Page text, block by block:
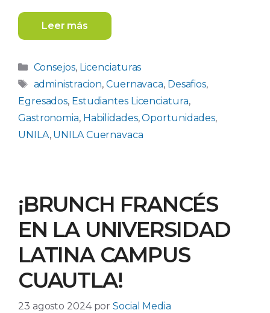
Leer más
Categorías
Consejos, Licenciaturas
Etiquetas
administracion,Cuernavaca, Desafios,
Egresados, Estudiantes Licenciatura,
Gastronomia, Habilidades,Oportunidades,
UNILA, UNILA Cuernavaca
¡BRUNCH FRANCÉS
EN LA UNIVERSIDAD
LATINA CAMPUS
CUAUTLA!
23 agosto 2024 porSocial Media